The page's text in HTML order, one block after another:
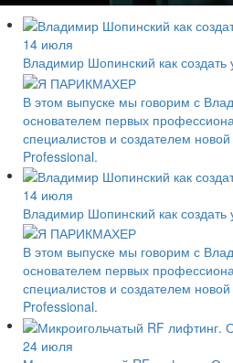
14 июля
Владимир Шопинский как создать
В этом выпуске мы говорим с
основателем первых
специалистов и создателем
Professional.
14 июля
Владимир Шопинский как создать
В этом выпуске мы говорим с
основателем первых
специалистов и создателем
Professional.
24 июля